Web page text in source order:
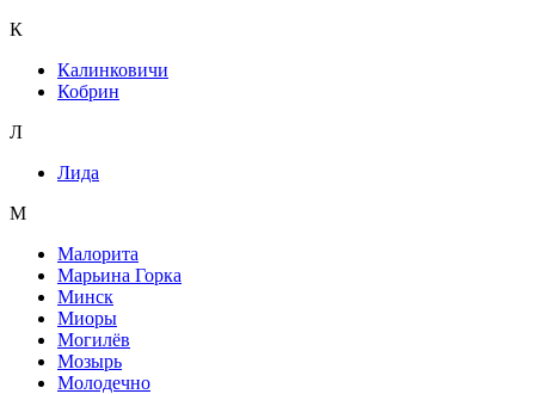
К
Калинковичи
Кобрин
Л
Лида
М
Малорита
Марьина Горка
Минск
Миоры
Могилёв
Мозырь
Молодечно